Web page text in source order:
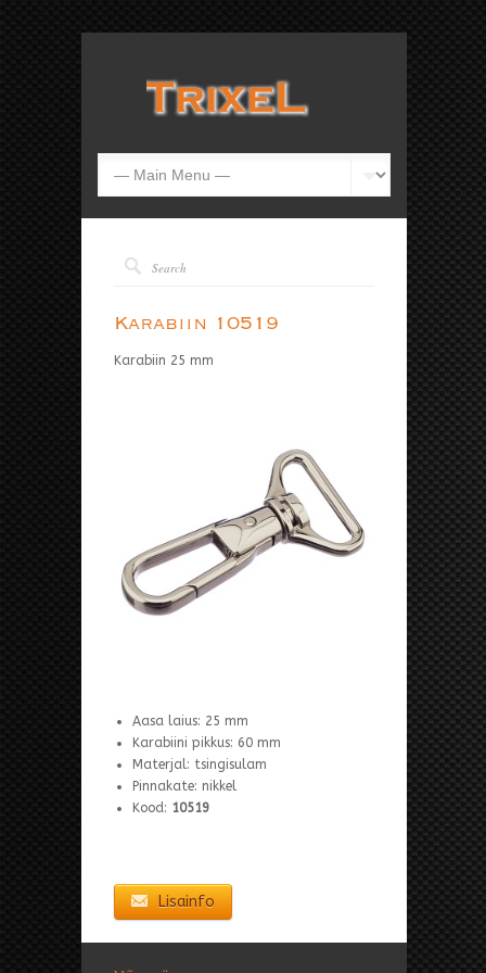
Karabiin 10519
Karabiin 25 mm
Aasa laius: 25 mm
Karabiini pikkus: 60 mm
Materjal: tsingisulam
Pinnakate: nikkel
Kood: 10519
Lisainfo